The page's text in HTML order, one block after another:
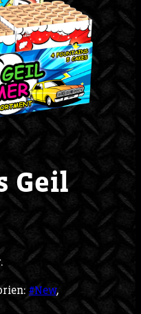
Geil
#New,